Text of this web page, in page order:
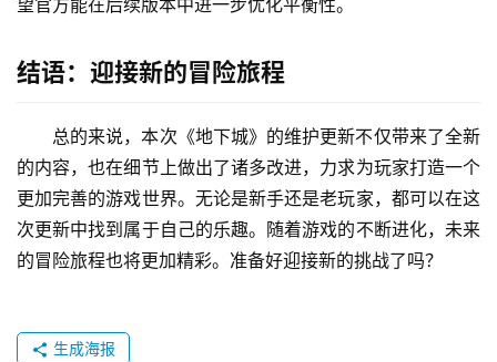
望官方能在后续版本中进一步优化平衡性。
结语：迎接新的冒险旅程
总的来说，本次《地下城》的维护更新不仅带来了全新
的内容，也在细节上做出了诸多改进，力求为玩家打造一个
更加完善的游戏世界。无论是新手还是老玩家，都可以在这
次更新中找到属于自己的乐趣。随着游戏的不断进化，未来
的冒险旅程也将更加精彩。准备好迎接新的挑战了吗？
生成海报